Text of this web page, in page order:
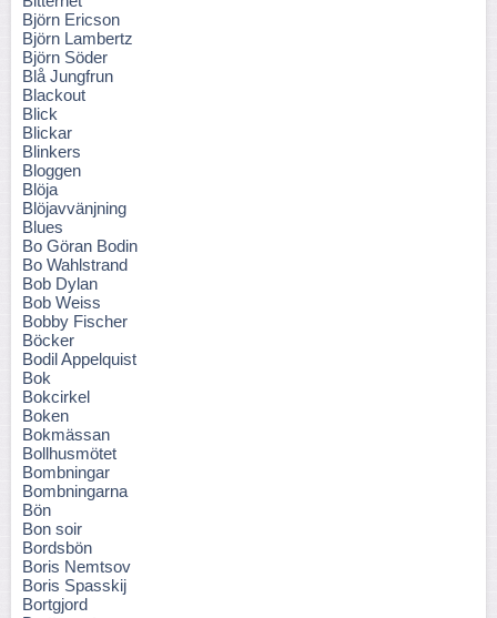
Björn Ericson
Björn Lambertz
Björn Söder
Blå Jungfrun
Blackout
Blick
Blickar
Blinkers
Bloggen
Blöja
Blöjavvänjning
Blues
Bo Göran Bodin
Bo Wahlstrand
Bob Dylan
Bob Weiss
Bobby Fischer
Böcker
Bodil Appelquist
Bok
Bokcirkel
Boken
Bokmässan
Bollhusmötet
Bombningar
Bombningarna
Bön
Bon soir
Bordsbön
Boris Nemtsov
Boris Spasskij
Bortgjord